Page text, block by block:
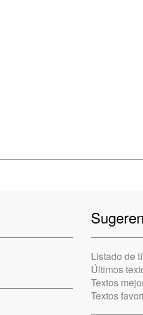
Listado de
Últimos
Textos
Textos